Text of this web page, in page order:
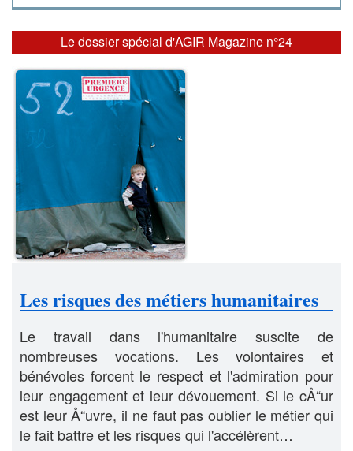
Le dossier spécial d'AGIR Magazine n°24
Les risques des métiers humanitaires
Le travail dans l'humanitaire suscite de
nombreuses vocations. Les volontaires et
bénévoles forcent le respect et l'admiration pour
leur engagement et leur dévouement. Si le cÅ“ur
est leur Å“uvre, il ne faut pas oublier le métier qui
le fait battre et les risques qui l'accélèrent…